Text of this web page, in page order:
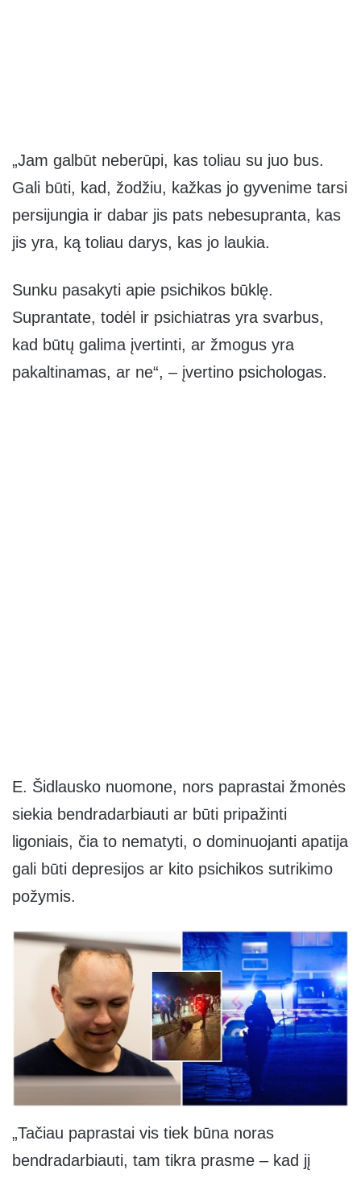
„Jam galbūt neberūpi, kas toliau su juo bus.
Gali būti, kad, žodžiu, kažkas jo gyvenime tarsi
persijungia ir dabar jis pats nebesupranta, kas
jis yra, ką toliau darys, kas jo laukia.
Sunku pasakyti apie psichikos būklę.
Suprantate, todėl ir psichiatras yra svarbus,
kad būtų galima įvertinti, ar žmogus yra
pakaltinamas, ar ne“, – įvertino psichologas.
E. Šidlausko nuomone, nors paprastai žmonės
siekia bendradarbiauti ar būti pripažinti
ligoniais, čia to nematyti, o dominuojanti apatija
gali būti depresijos ar kito psichikos sutrikimo
požymis.
„Tačiau paprastai vis tiek būna noras
bendradarbiauti, tam tikra prasme – kad jį